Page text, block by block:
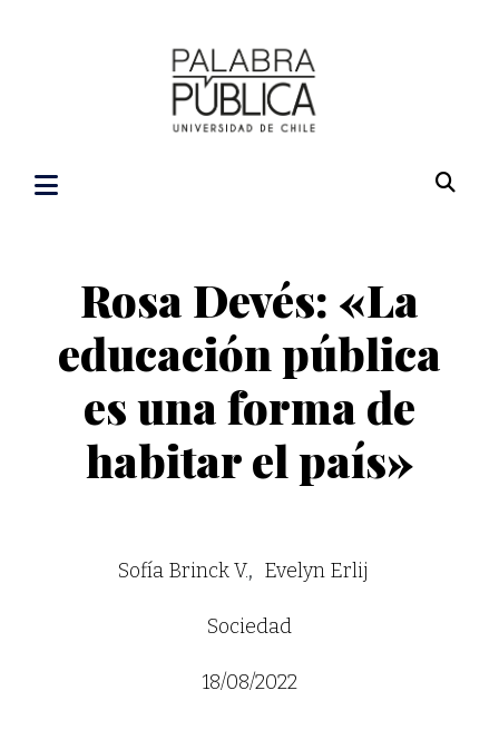
Rosa Devés: «La
educación pública
es una forma de
habitar el país»
Sofía Brinck V. Evelyn Erlij
Sociedad
18/08/2022